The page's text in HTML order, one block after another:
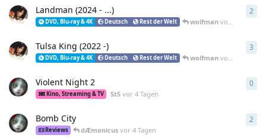
Landman (2024 - ...)
DVD, Blu-ray & 4K Deutsch Rest der Welt wolfman vor 4 Tagen
2
Tulsa King (2022 -)
DVD, Blu-ray & 4K Deutsch Rest der Welt wolfman vor 4 Tagen
3
Violent Night 2
Kino, Streaming & TV StS vor 4 Tagen
0
Bomb City
Reviews dÆmonicus vor 4 Tagen
2